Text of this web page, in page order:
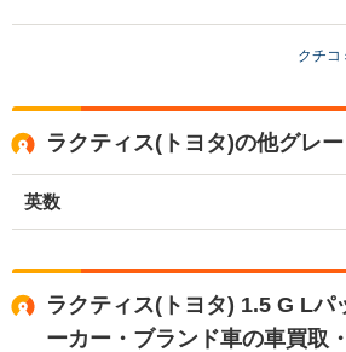
クチコ
ラクティス(トヨタ)の他グレ
英数
ラクティス(トヨタ) 1.5 G Lパ
ーカー・ブランド車の車買取